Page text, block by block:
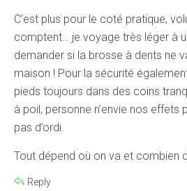
C’est plus pour le coté pratique,
comptent… je voyage très léger à
demander si la brosse à dents ne
maison ! Pour la sécurité
pieds toujours dans des coins
à poil, personne n’envie nos effets
pas d’ordi.
Tout dépend où on va et combien
Reply